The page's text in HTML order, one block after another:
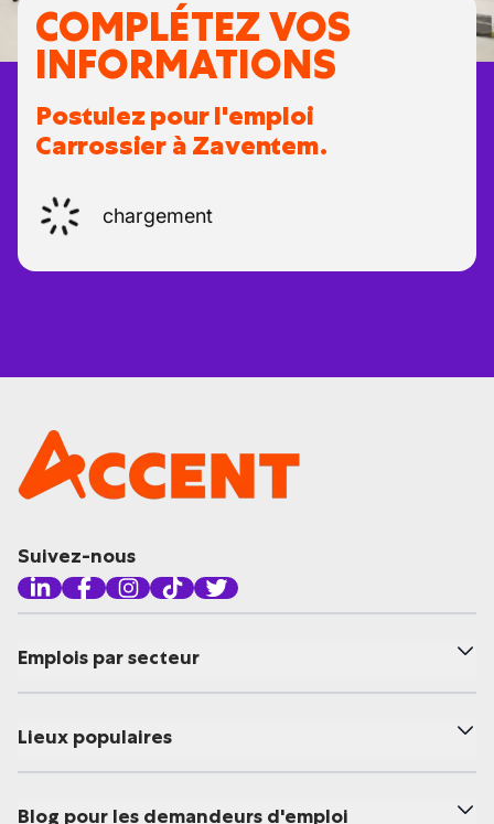
COMPLÉTEZ VOS
INFORMATIONS
Postulez pour l'emploi
Carrossier à Zaventem.
chargement
Suivez-nous
Emplois par secteur
Lieux populaires
Blog pour les demandeurs d'emploi